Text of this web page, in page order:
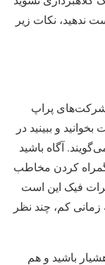
ندهید، نکات زیر
شرکت‌‌های پراپ
و ببینید در
آگاه باشید
کردن مخاطب
فیک این است
کم، چند نظر
باشید و هم